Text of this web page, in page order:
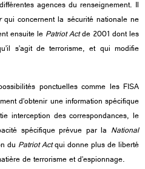
agences du renseignement. Il
qui concernent la sécurité nationale ne
ensuite lePatriot Actde 2001 dont les
s’agit de terrorisme, et qui modifie
ponctuelles comme les FISA
d’obtenir une information spécifique
interception des correspondances, le
spécifique prévue par la National
du Patriot Actqui donne plus de liberté
de terrorisme et d’espionnage.